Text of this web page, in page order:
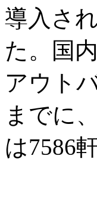
導入さ
た。国
アウト
までに
は7586